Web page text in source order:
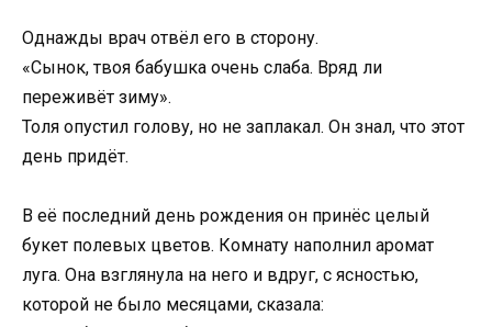
Однажды врач отвёл его в сторону.
«Сынок, твоя бабушка очень слаба. Вряд ли
переживёт зиму».
Толя опустил голову, но не заплакал. Он знал, что этот
день придёт.
В её последний день рождения он принёс целый
букет полевых цветов. Комнату наполнил аромат
луга. Она взглянула на него и вдруг, с ясностью,
которой не было месяцами, сказала: